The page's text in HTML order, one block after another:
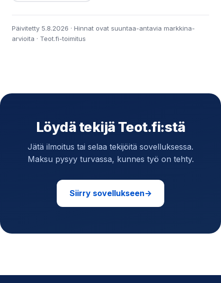
Päivitetty 5.8.2026 · Hinnat ovat suuntaa-antavia markkina-
arvioita · Teot.fi-toimitus
Löydä tekijä Teot.fi:stä
Jätä ilmoitus tai selaa tekijöitä sovelluksessa.
Maksu pysyy turvassa, kunnes työ on tehty.
Siirry sovellukseen→